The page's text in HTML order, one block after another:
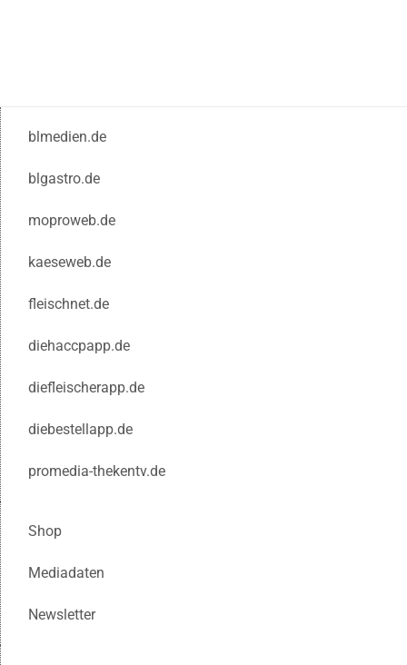
blmedien.de
blgastro.de
moproweb.de
kaeseweb.de
fleischnet.de
diehaccpapp.de
diefleischerapp.de
diebestellapp.de
promedia-thekentv.de
Shop
Mediadaten
Newsletter